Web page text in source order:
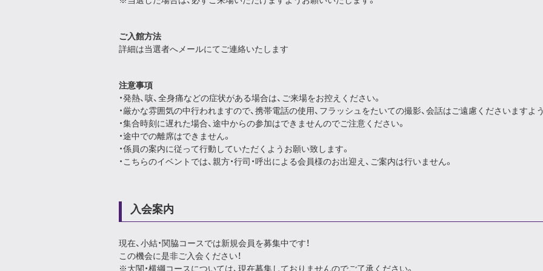
ご入館方法
詳細は当選者へメールにてご連絡いたします
注意事項
・発熱、咳、全身痛などの症状がある場合は、ご来場をお控えください。
・厳かな雰囲気の中行われますので、携帯電話の使用、フラッシュをたいての撮影、会話はご遠慮くださいますよ
・集合時刻に遅れた場合、途中からの参加はできませんのでご注意ください。
・途中での離席はできません。
・係員の案内に従って行動していただくようお願い致します。
・こちらのイベントでは、親方・行司・呼出による会員様のお出迎え、ご案内は行いません。
入会案内
現在、小結・関脇コースでは新規会員を募集中です！
この機会に是非ご入会ください！
※大関・横綱コースについては、現在募集しておりませんのでご了承ください。